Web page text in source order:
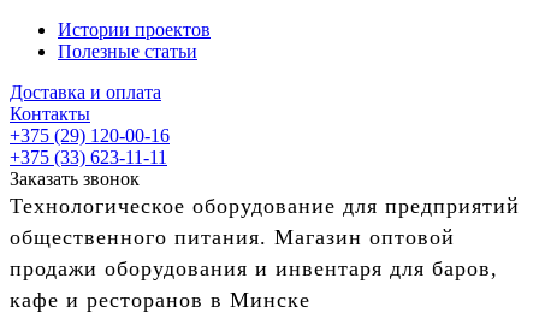
Истории проектов
Полезные статьи
Доставка и оплата
Контакты
+375 (29) 120-00-16
+375 (33) 623-11-11
Заказать звонок
Технологическое оборудование для предприятий
общественного питания. Магазин оптовой
продажи оборудования и инвентаря для баров,
кафе и ресторанов в Минске